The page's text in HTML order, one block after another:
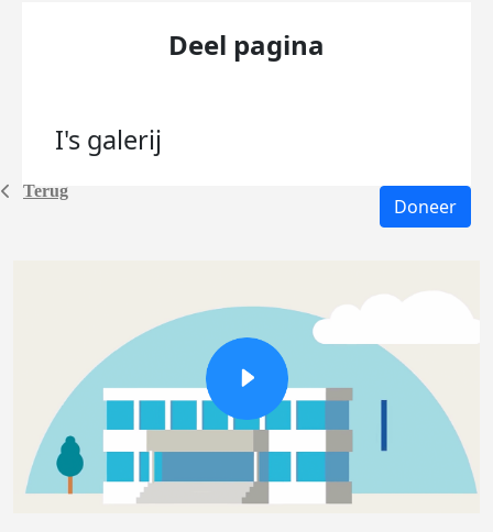
Terug
Deel pagina
I's galerij
Doneer